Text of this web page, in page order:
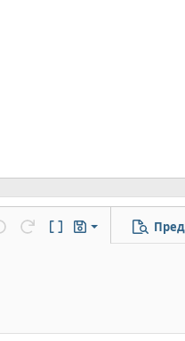
Повторить
Переключить режим
Черновики
черновик